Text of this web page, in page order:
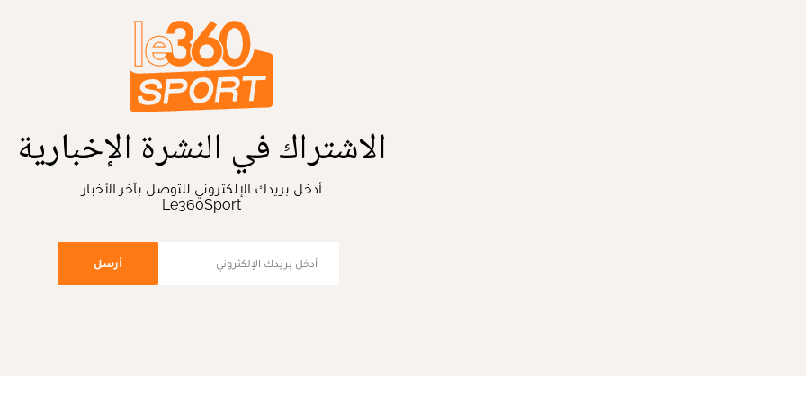
الاشتراك في النشرة الإخبارية
أدخل بريدك الإلكتروني للتوصل بآخر الأخبار
Le360Sport
أرسل